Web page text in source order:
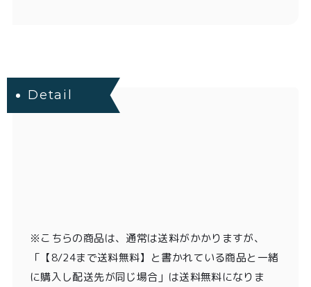
Detail
※こちらの商品は、通常は送料がかかりますが、
「【8/24まで送料無料】と書かれている商品と一緒
に購入し配送先が同じ場合」は送料無料になりま